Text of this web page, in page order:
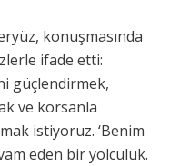
konuşmasında
ifade etti:
güçlendirmek,
ve korsanla
istiyoruz. ‘Benim
eden bir yolculuk.